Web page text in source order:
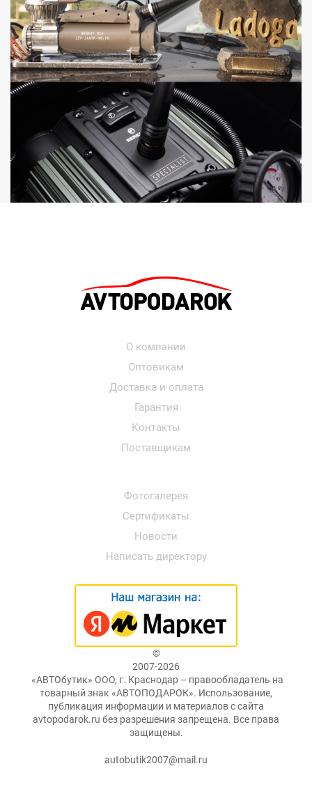
О компании
Оптовикам
Доставка и оплата
Гарантия
Контакты
Поставщикам
Фотогалерея
Сертификаты
Новости
Написать директору
©
2007-2026
«АВТОбутик» ООО, г. Краснодар – правообладатель на
товарный знак «АВТОПОДАРОК». Использование,
публикация информации и материалов с сайта
avtopodarok.ru без разрешения запрещена. Все права
защищены.
autobutik2007@mail.ru